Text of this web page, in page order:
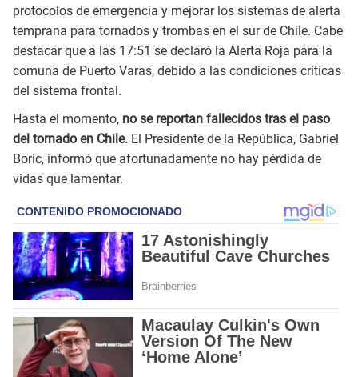
protocolos de emergencia y mejorar los sistemas de alerta
temprana para tornados y trombas en el sur de Chile. Cabe
destacar que a las 17:51 se declaró la Alerta Roja para la
comuna de Puerto Varas, debido a las condiciones críticas
del sistema frontal.
Hasta el momento, no se reportan fallecidos tras el paso
del tornado en Chile. El Presidente de la República, Gabriel
Boric, informó que afortunadamente no hay pérdida de
vidas que lamentar.